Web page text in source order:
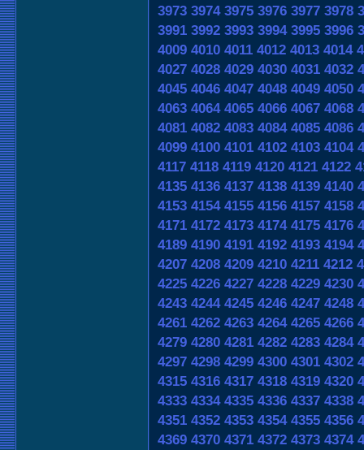
3973 3974 3975 3976 3977 3978
3991 3992 3993 3994 3995 3996
4009 4010 4011 4012 4013 4014
4027 4028 4029 4030 4031 4032
4045 4046 4047 4048 4049 4050
4063 4064 4065 4066 4067 4068
4081 4082 4083 4084 4085 4086
4099 4100 4101 4102 4103 4104
4117 4118 4119 4120 4121 4122
4135 4136 4137 4138 4139 4140
4153 4154 4155 4156 4157 4158
4171 4172 4173 4174 4175 4176
4189 4190 4191 4192 4193 4194
4207 4208 4209 4210 4211 4212
4225 4226 4227 4228 4229 4230
4243 4244 4245 4246 4247 4248
4261 4262 4263 4264 4265 4266
4279 4280 4281 4282 4283 4284
4297 4298 4299 4300 4301 4302
4315 4316 4317 4318 4319 4320
4333 4334 4335 4336 4337 4338
4351 4352 4353 4354 4355 4356
4369 4370 4371 4372 4373 4374